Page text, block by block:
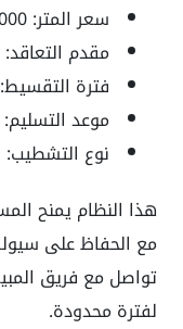
سعر المتر: 130,000 جنيه.
مقدم التعاقد: 10٪ فقط.
فترة التقسيط: حتى 6 سنوات
موعد التسليم: من 3 الى
نوع التشطيب: Core & Shell.
هذا النظام يمنح
مع الحفاظ على
تواصل مع فريق
لفترة محدودة.